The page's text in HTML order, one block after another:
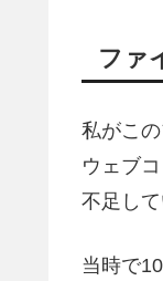
ファ
私がこ
ウェブ
不足して
当時で